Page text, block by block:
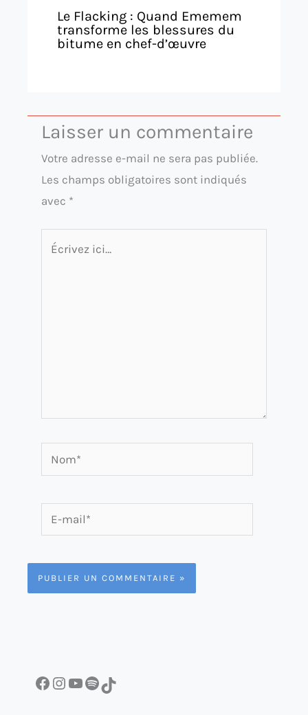
Le Flacking : Quand Ememem
transforme les blessures du
bitume en chef-d’œuvre
Laisser un commentaire
Votre adresse e-mail ne sera pas publiée.
Les champs obligatoires sont indiqués
avec *
Écrivez
Nom*
mail*
Facebook InstagramYouTube Spotify TikTok